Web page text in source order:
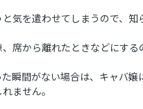
気を遣わせてしまうので、知
席から離れたときなどにする
瞬間がない場合は、キャバ嬢
ません。